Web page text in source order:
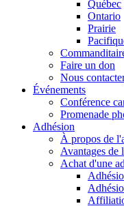
Québec
Ontario
Prairie
Faire un don
Nous
Événements
Conférence
Promenade
Adhésion
À propos de
Avantages de
Achat d'une